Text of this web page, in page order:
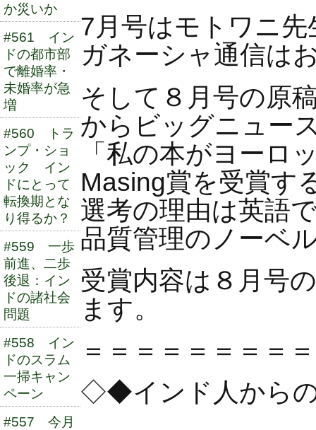
か災いか
#561 イン
ドの都市部
で離婚率・
未婚率が急
増
#560 トラ
ンプ・ショ
ック イン
ドにとって
転換期とな
り得るか？
#559 一歩
前進、二歩
後退：イン
ドの諸社会
問題
#558 イン
ドのスラム
一掃キャン
ペーン
#557 今月
7月号はモトワニ
ガネーシャ通信は
そして８月号の原
からビッグニュー
「私の本がヨーロ
Masing賞を受賞す
選考の理由は英語
品質管理のノーベ
受賞内容は８月号
ます。
＝＝＝＝＝＝＝＝
◇◆インド人から